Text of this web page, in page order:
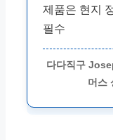
제품은 현지
필수
다다직구
머스